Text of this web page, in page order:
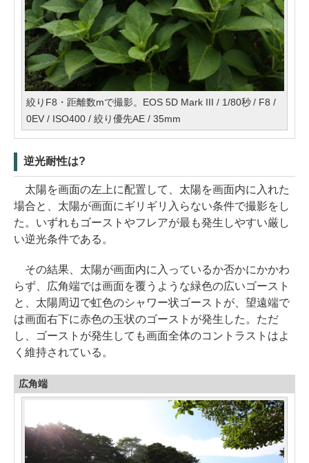
絞りF8・距離数mで撮影。EOS 5D Mark III / 1/80秒 / F8 /
0EV / ISO400 / 絞り優先AE / 35mm
逆光耐性は?
太陽を画面の左上に配置して、太陽を画面内に入れた
場合と、太陽が画面にギリギリ入らない条件で撮影をし
た。いずれもゴーストやフレアが最も発生しやすい厳し
い逆光条件である。
その結果、太陽が画面内に入っているか否かにかかわ
らず、広角端では画面を覆うような緑色の広いゴースト
と、太陽周辺で虹色のシャワー状ゴーストが、望遠端で
は画面右下に赤色の玉状のゴーストが発生した。ただ
し、ゴーストが発生しても画面全体のコントラストはよ
く維持されている。
広角端